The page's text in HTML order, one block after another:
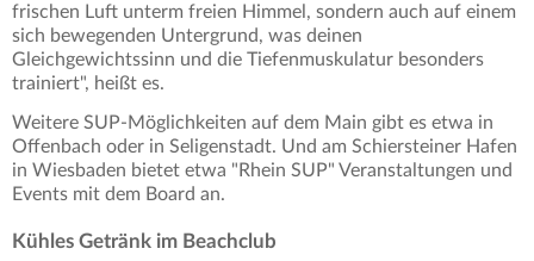
frischen Luft unterm freien Himmel, sondern auch auf einem
sich bewegenden Untergrund, was deinen
Gleichgewichtssinn und die Tiefenmuskulatur besonders
trainiert", heißt es.
Weitere SUP-Möglichkeiten auf dem Main gibt es etwa in
Offenbach oder in Seligenstadt. Und am Schiersteiner Hafen
in Wiesbaden bietet etwa "Rhein SUP" Veranstaltungen und
Events mit dem Board an.
Kühles Getränk im Beachclub